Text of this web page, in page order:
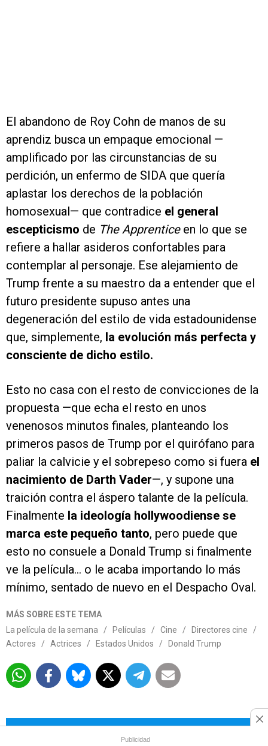
El abandono de Roy Cohn de manos de su
aprendiz busca un empaque emocional —
amplificado por las circunstancias de su
perdición, un enfermo de SIDA que quería
aplastar los derechos de la población
homosexual— que contradice el general
escepticismo de The Apprenticeen lo que se
refiere a hallar asideros confortables para
contemplar al personaje. Ese alejamiento de
Trump frente a su maestro da a entender que el
futuro presidente supuso antes una
degeneración del estilo de vida estadounidense
que, simplemente, la evolución más perfecta y
consciente de dicho estilo.
Esto no casa con el resto de convicciones de la
propuesta —que echa el resto en unos
venenosos minutos finales, planteando los
primeros pasos de Trump por el quirófano para
paliar la calvicie y el sobrepeso como si fuera el
nacimiento de Darth Vader—, y supone una
traición contra el áspero talante de la película.
Finalmente la ideología hollywoodiense se
marca este pequeño tanto, pero puede que
esto no consuele a Donald Trump si finalmente
ve la película… o le acaba importando lo más
mínimo, sentado de nuevo en el Despacho Oval.
MÁS SOBRE ESTE TEMA
La película de la semana
/ Películas / Cine / Directores cine
/
Actores
/ Actrices / Estados Unidos / Donald Trump
Más allá de los titulares está la
Publicidad